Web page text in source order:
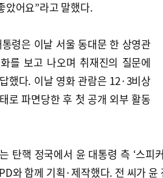
았어요”라고 말했다.
령은 이날 서울 동대문 한 상영관
를 보고 나오며 취재진의 질문에
했다. 이날 영화 관람은 12·3비상
로 파면당한 후 첫 공개 외부 활동
탄핵 정국에서 윤 대통령 측 ‘스피
와 함께 기획·제작했다. 전 씨가 윤